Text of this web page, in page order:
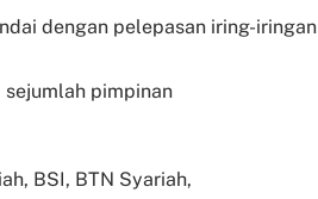
dengan pelepasan iring-iringan
pimpinan
BSI, BTN Syariah,